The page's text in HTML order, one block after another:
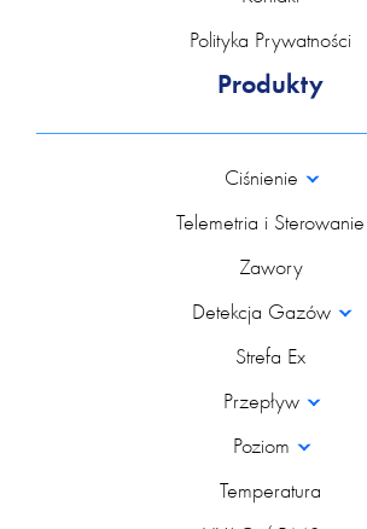
Polityka Prywatności
Produkty
Ciśnienie
Telemetria i Sterowanie
Zawory
Detekcja Gazów
Strefa Ex
Przepływ
Poziom
Temperatura